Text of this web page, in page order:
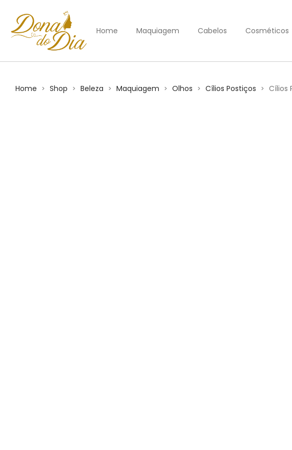
Home Maquiagem Cabelos Cosméticos
Home > Shop > Beleza > Maquiagem > Olhos > Cílios Postiços > Cílios